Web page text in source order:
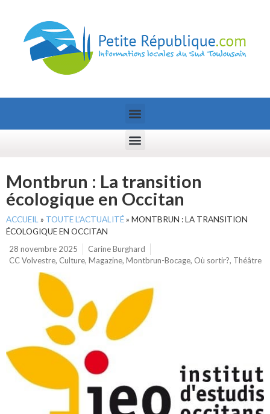
Montbrun : La transition
écologique en Occitan
ACCUEIL » TOUTE L’ACTUALITÉ» MONTBRUN : LA TRANSITION
ÉCOLOGIQUE EN OCCITAN
28 novembre 2025
Carine Burghard
CC Volvestre, Culture, Magazine, Montbrun-Bocage, Où sortir?, Théâtre